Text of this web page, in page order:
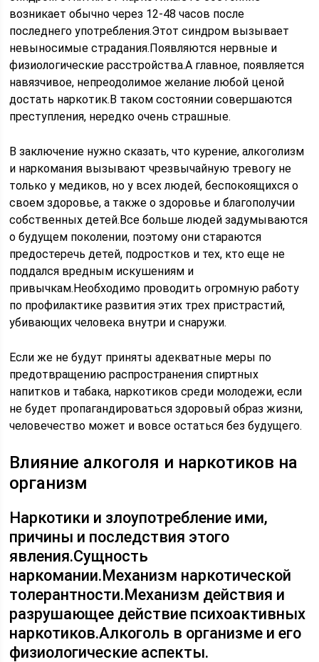
возникает обычно через 12-48 часов после
последнего употребления.Этот синдром вызывает
невыносимые страдания.Появляются нервные и
физиологические расстройства.А главное, появляется
навязчивое, непреодолимое желание любой ценой
достать наркотик.В таком состоянии совершаются
преступления, нередко очень страшные.
В заключение нужно сказать, что курение, алкоголизм
и наркомания вызывают чрезвычайную тревогу не
только у медиков, но у всех людей, беспокоящихся о
своем здоровье, а также о здоровье и благополучии
собственных детей.Все больше людей задумываются
о будущем поколении, поэтому они стараются
предостеречь детей, подростков и тех, кто еще не
поддался вредным искушениям и
привычкам.Необходимо проводить огромную работу
по профилактике развития этих трех пристрастий,
убивающих человека внутри и снаружи.
Если же не будут приняты адекватные меры по
предотвращению распространения спиртных
напитков и табака, наркотиков среди молодежи, если
не будет пропагандироваться здоровый образ жизни,
человечество может и вовсе остаться без будущего.
Влияние алкоголя и наркотиков на
организм
Наркотики и злоупотребление ими,
причины и последствия этого
явления.Сущность
наркомании.Механизм наркотической
толерантности.Механизм действия и
разрушающее действие психоактивных
наркотиков.Алкоголь в организме и его
физиологические аспекты.